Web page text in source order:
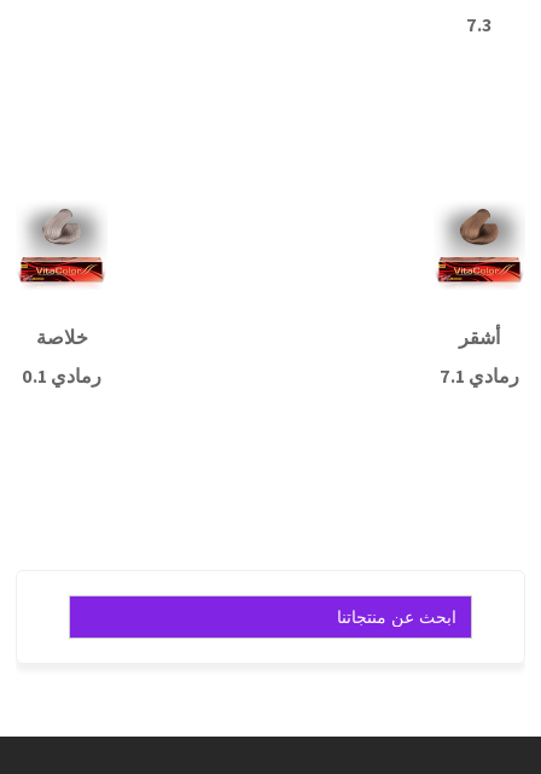
7.3
أشقر
رمادي 7.1
خلاصة
رمادي 0.1
Search
for: